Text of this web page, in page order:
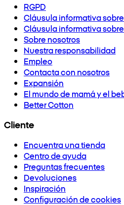
RGPD
Cláusula informativa
Cláusula informativa
Sobre nosotros
Nuestra responsabilidad
Empleo
Contacta con nosotros
Expansión
El mundo de mamá y el
Better Cotton
Cliente
Encuentra una tienda
Centro de ayuda
Preguntas frecuentes
Devoluciones
Inspiración
Configuración de cookies